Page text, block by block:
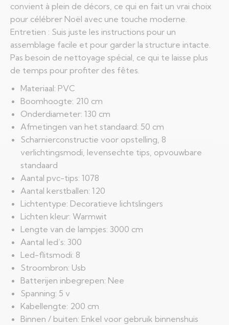
convient à plein de décors, ce qui en fait un vrai choix
pour célébrer Noël avec une touche moderne.
Entretien : Suis juste les instructions pour un
assemblage facile et pour garder la structure intacte.
Pas besoin de nettoyage spécial, ce qui te laisse plus
de temps pour profiter des fêtes.
Materiaal: PVC
Boomhoogte: 210 cm
Onderdiameter: 130 cm
Afmetingen van het standaard: 50 cm
Scharnierconstructie voor opstelling, 8
verlichtingsmodi, levensechte tips, opvouwbare
standaard
Aantal pvc-tips: 1078
Aantal kerstballen: 120
Lichtentype: Decoratieve lichtslingers
Lichten kleur: Warmwit
Lengte van de lampjes: 3000 cm
Aantal led’s: 300
Led-flitsmodi: 8
Stroombron: Usb
Batterijen inbegrepen: Nee
Spanning: 5 v
Kabellengte: 200 cm
Binnen / buiten: Enkel voor gebruik binnenshuis